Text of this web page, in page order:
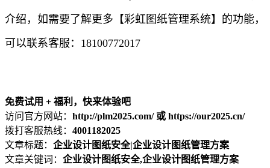
介绍，如需要了解更多【彩虹图纸管理系统】的功能，
可以联系客服：18100772017
免费试用 + 福利，快来体验吧
访问官方网站： http://plm2025.com/ 或 https://our2025.cn/
拨打客服热线： 4001182025
文章标题： 企业设计图纸安全|企业设计图纸管理方案
文章关键词： 企业设计图纸安全,企业设计图纸管理方案